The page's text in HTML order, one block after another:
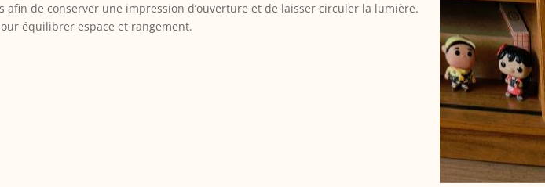
de conserver une impression d’ouverture et de laisser circuler la lumière.
équilibrer espace et rangement.